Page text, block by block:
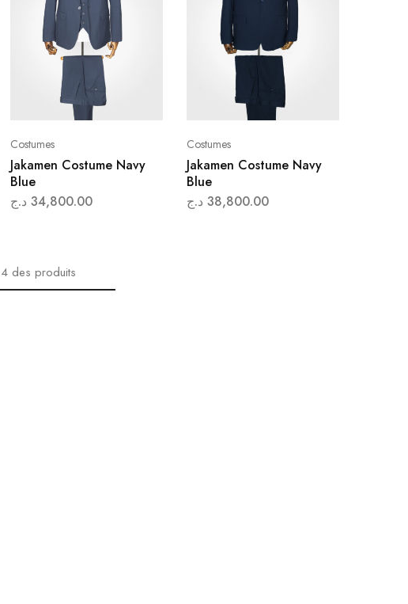
Costumes
Jakamen Costume Navy
Blue
34,800.00 د.ج
Costumes
Jakamen Costume Navy
Blue
38,800.00 د.ج
4des produits